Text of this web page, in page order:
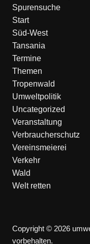
Spurensuche
Start
Süd-West
Tansania
Termine
Themen
Tropenwald
Umweltpolitik
Uncategorized
Veranstaltung
Verbraucherschutz
Vereinsmeierei
Verkehr
Wald
Welt retten
Copyright © 2026
vorbehalten.